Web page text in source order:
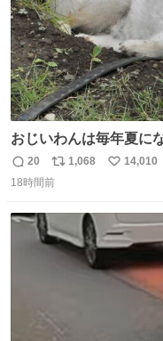
おじいわんは毎年夏に
って涼んでた。 たまに
あったが、退かさず怒
返
信
20
リ
ポ
ト
数
1,068
い
数
14,010
18時間前